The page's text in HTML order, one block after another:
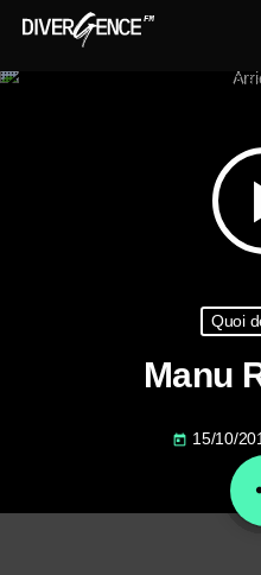
Quoi
Manu
today 15/10/